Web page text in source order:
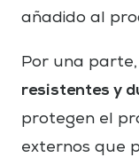
añadido al
Por una
resistentes y
protegen el
externos que